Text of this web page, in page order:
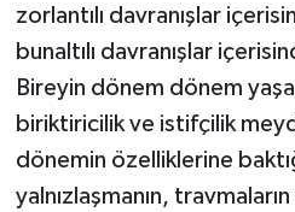
zorlantılı davranışlar
bunaltılı davranışlar
Bireyin dönem dönem
biriktiricilik ve istifçilik
dönemin özelliklerine
yalnızlaşmanın, travmaların